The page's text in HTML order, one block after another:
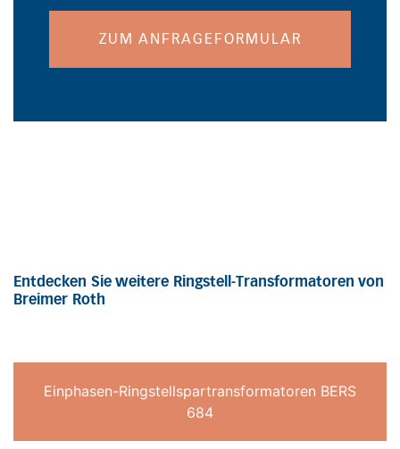
ZUM ANFRAGEFORMULAR
Entdecken Sie weitere Ringstell-Transformatoren von
Breimer Roth
Einphasen-Ringstellspartransformatoren BERS
684